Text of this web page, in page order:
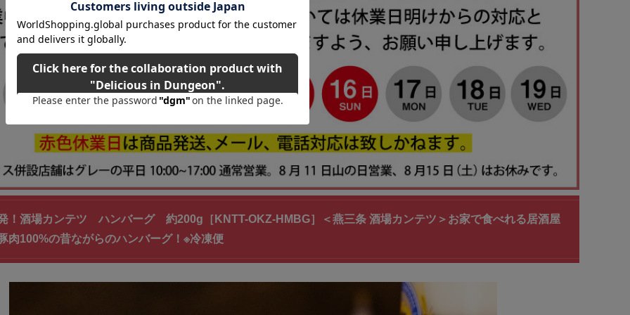
！酒場カンテツ ハンバーグ 約200g［KNTT-OKZ-HMBG］＜燕三条 酒場カンテツ＞お家で食べれる居酒屋
肉100%の昔ながらのハンバーグ！※冷凍便